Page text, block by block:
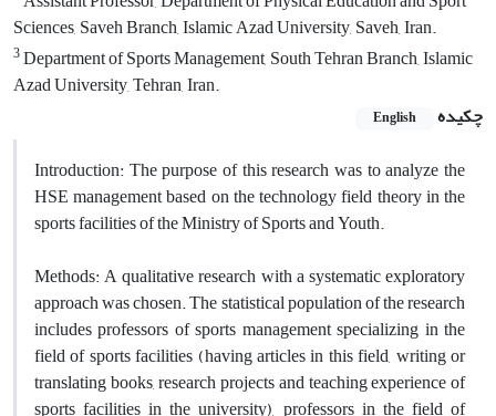
Sciences, Saveh Branch, Islamic Azad University, Saveh, Iran.
3Department of Sports Management, South Tehran Branch, Islamic
Azad University, Tehran, Iran.
چکیده
English
Introduction: The purpose of this research was to analyze the
HSE management based on the technology field theory in the
sports facilities of the Ministry of Sports and Youth.
Methods: A qualitative research with a systematic exploratory
approach was chosen. The statistical population of the research
includes professors of sports management specializing in the
field of sports facilities (having articles in this field, writing or
translating books, research projects and teaching experience of
sports facilities in the university), professors in the field of